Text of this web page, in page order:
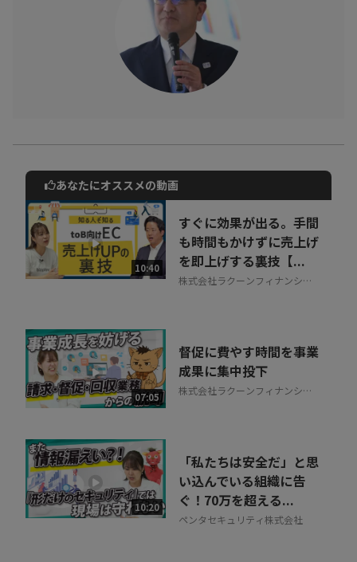
動画でご紹介しているサービスについて
お気軽にご相談・ご質問いただけます！
30秒でお申し込み可能
相談を希望する 無料
あなたにオススメの動画
10:40
すぐに効果が出る。手間
も時間もかけずに売上げ
を即上げする裏技【...
株式会社ラクーンフィナンシャ
07:05
督促に費やす時間を事業
成果に集中投下
株式会社ラクーンフィナンシャ
10:20
「私たちは安全だ」と思
い込んでいる組織に告
ぐ！70万を超える...
ペンタセキュリティ株式会社